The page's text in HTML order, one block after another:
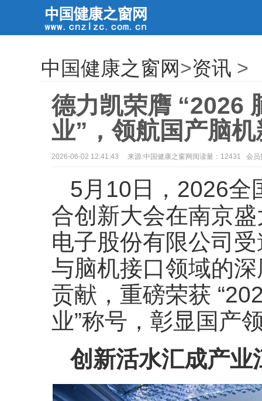
中国健康之窗网>资讯 >
德力凯荣膺 “2026
业”，领航国产脑
2026-06-02 12:41:43 来源:中国健康之窗网阅读量：12431 会员
5月10日，2026全
合创新大会在南京
电子股份有限公司
与脑机接口领域的
贡献，重磅荣获
业”称号，彰显国产
创新活水汇成产业